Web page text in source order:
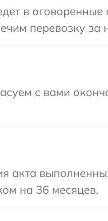
в оговоренные
перевозку за
с вами
акта
на 36 месяцев.